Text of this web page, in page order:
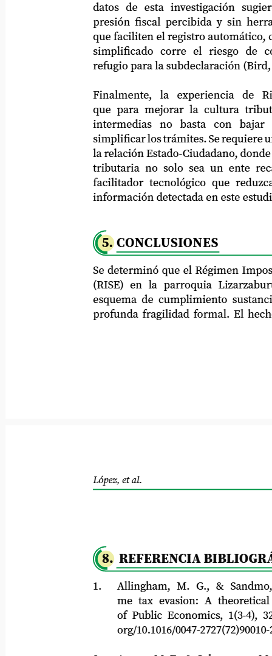
5. CONCLUSIONES
Se determinó que el Régimen
(RISE) en la parroquia Lizarzaburu
esquema de cumplimiento sustancial,
profunda fragilidad formal. El hecho
datos
de esta investigación
presión fiscal percibida y sin
que faciliten el registro automático,
simplificado
corre el riesgo de
refugio para la subdeclaración (Bird,
Finalmente, la experiencia de
que para mejorar la cultura tributaria
intermedias
no basta con
bajar
simplificar los trámites. Se requiere una
la relación Estado-Ciudadano, donde la
tributaria no solo sea un ente
facilitador tecnológico que reduzca la
información detectada en este estudio.
López, et al.
8. REFERENCIA
1.
Allingham, M. G., & Sandmo,
me tax evasion: A theoretical
of Public Economics, 1(3-4), 323-
org/10.1016/0047-2727(72)90010-2